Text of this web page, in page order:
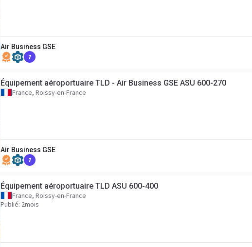
Air Business GSE
7
Équipement aéroportuaire TLD - Air Business GSE ASU 600-270
France, Roissy-en-France
Air Business GSE
7
Équipement aéroportuaire TLD ASU 600-400
France, Roissy-en-France
Publié: 2mois